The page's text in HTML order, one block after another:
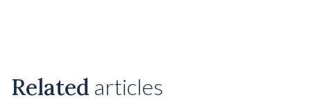
Related articles